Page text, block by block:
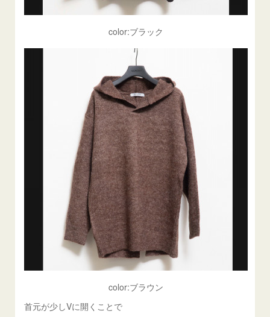
color:ブラック
color:ブラウン
首元が少しVに開くことで